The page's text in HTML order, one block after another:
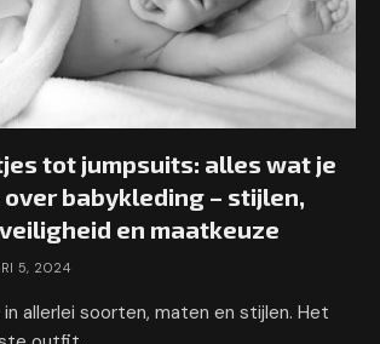
tot jumpsuits: alles wat je
babykleding – stijlen,
en maatkeuze
5, 2024
in allerlei soorten, maten en stijlen. Het